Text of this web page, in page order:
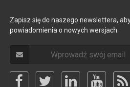
Zapisz się do naszego newslettera,
powiadomienia o nowych wersjach: